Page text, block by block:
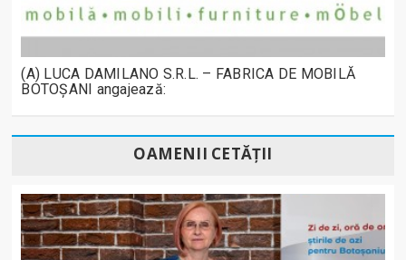
(A) LUCA DAMILANO S.R.L. – FABRICA DE MOBILĂ
BOTOȘANI angajează:
OAMENII CETĂȚII